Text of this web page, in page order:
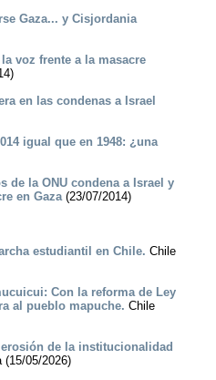
Gaza... y Cisjordania
voz frente a la masacre
en las condenas a Israel
igual que en 1948: ¿una
de la ONU condena a Israel y
en Gaza(23/07/2014)
estudiantil en Chile. Chile
Con la reforma de Ley
al pueblo mapuche. Chile
de la institucionalidad
(15/05/2026)